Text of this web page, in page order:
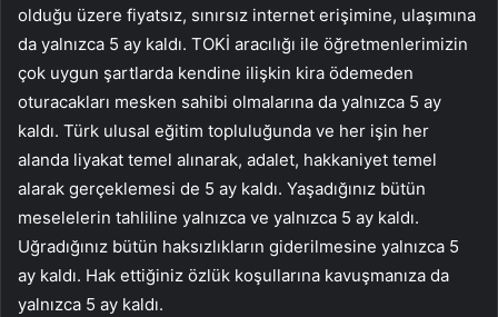
olduğu üzere fiyatsız, sınırsız internet erişimine, ulaşımına
da yalnızca 5 ay kaldı. TOKİ aracılığı ile öğretmenlerimizin
çok uygun şartlarda kendine ilişkin kira ödemeden
oturacakları mesken sahibi olmalarına da yalnızca 5 ay
kaldı. Türk ulusal eğitim topluluğunda ve her işin her
alanda liyakat temel alınarak, adalet, hakkaniyet temel
alarak gerçeklemesi de 5 ay kaldı. Yaşadığınız bütün
meselelerin tahliline yalnızca ve yalnızca 5 ay kaldı.
Uğradığınız bütün haksızlıkların giderilmesine yalnızca 5
ay kaldı. Hak ettiğiniz özlük koşullarına kavuşmanıza da
yalnızca 5 ay kaldı.